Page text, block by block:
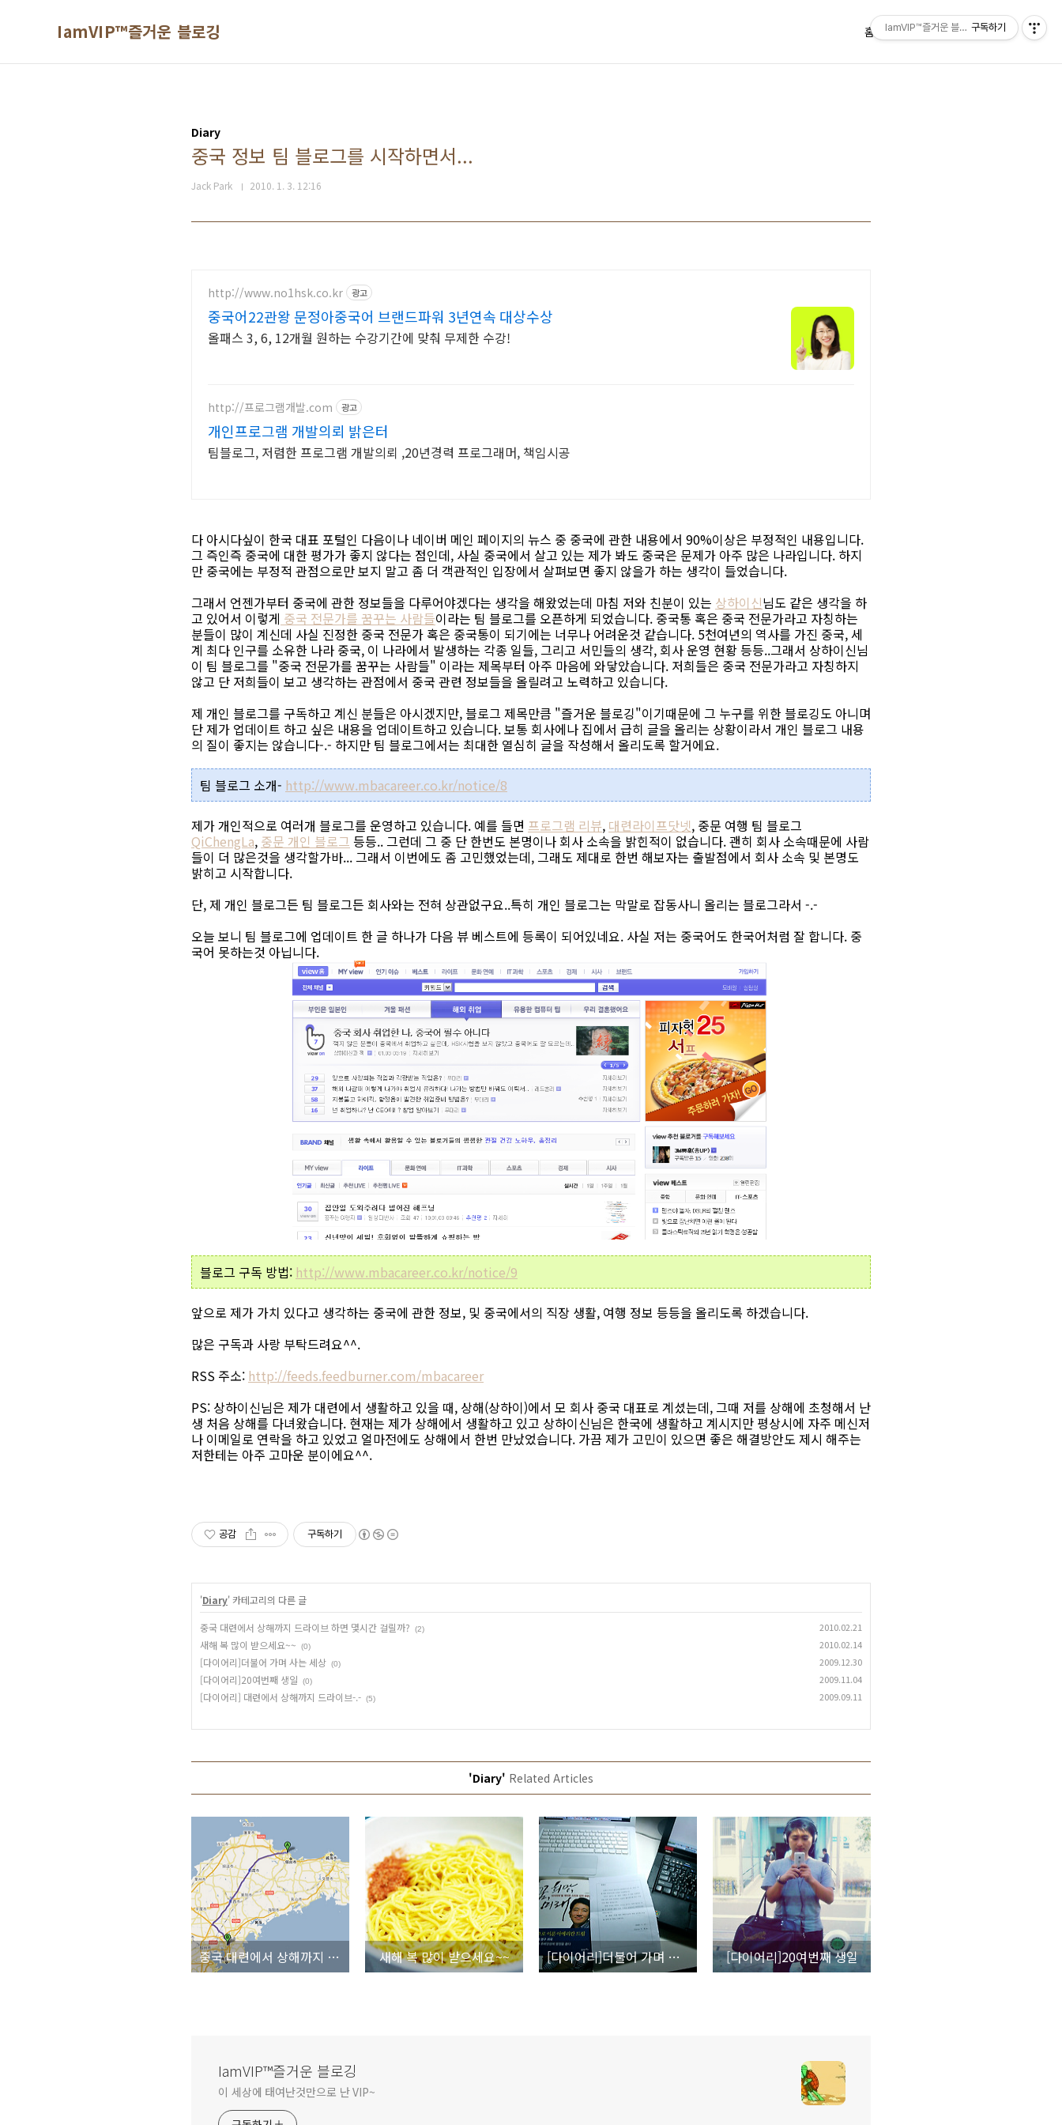
IamVIP™즐거운 블로깅 홈 태그 방명록
Diary
중국 정보 팀 블로그를 시작하면서...
Jack Park 2010. 1. 3. 12:16
http://www.no1hsk.co.kr 광고
중국어22관왕 문정아중국어 브랜드파워 3년연속 대상수상
올패스 3, 6, 12개월 원하는 수강기간에 맞춰 무제한 수강!
http://프로그램개발.com 광고
개인프로그램 개발의뢰 밝은터
팀블로그, 저렴한 프로그램 개발의뢰 ,20년경력 프로그래머, 책임시공
다 아시다싶이 한국 대표 포털인 다음이나 네이버 메인 페이지의 뉴스 중 중국에 관한 내용에서 90%이상은 부정적인 내용입니다.
그 즉인즉 중국에 대한 평가가 좋지 않다는 점인데, 사실 중국에서 살고 있는 제가 봐도 중국은 문제가 아주 많은 나라입니다. 하지
만 중국에는 부정적 관점으로만 보지 말고 좀 더 객관적인 입장에서 살펴보면 좋지 않을가 하는 생각이 들었습니다.
그래서 언젠가부터 중국에 관한 정보들을 다루어야겠다는 생각을 해왔었는데 마침 저와 친분이 있는 상하이신님도 같은 생각을 하
고 있어서 이렇게 중국 전문가를 꿈꾸는 사람들이라는 팀 블로그를 오픈하게 되었습니다. 중국통 혹은 중국 전문가라고 자칭하는
분들이 많이 계신데 사실 진정한 중국 전문가 혹은 중국통이 되기에는 너무나 어려운것 같습니다. 5천여년의 역사를 가진 중국, 세
계 최다 인구를 소유한 나라 중국, 이 나라에서 발생하는 각종 일들, 그리고 서민들의 생각, 회사 운영 현황 등등..그래서 상하이신님
이 팀 블로그를 "중국 전문가를 꿈꾸는 사람들" 이라는 제목부터 아주 마음에 와닿았습니다. 저희들은 중국 전문가라고 자칭하지
않고 단 저희들이 보고 생각하는 관점에서 중국 관련 정보들을 올릴려고 노력하고 있습니다.
제 개인 블로그를 구독하고 계신 분들은 아시겠지만, 블로그 제목만큼 "즐거운 블로깅"이기때문에 그 누구를 위한 블로깅도 아니며
단 제가 업데이트 하고 싶은 내용을 업데이트하고 있습니다. 보통 회사에나 집에서 급히 글을 올리는 상황이라서 개인 블로그 내용
의 질이 좋지는 않습니다-.- 하지만 팀 블로그에서는 최대한 열심히 글을 작성해서 올리도록 할거에요.
팀 블로그 소개- http://www.mbacareer.co.kr/notice/8
제가 개인적으로 여러개 블로그를 운영하고 있습니다. 예를 들면 프로그램 리뷰, 대련라이프닷넷, 중문 여행 팀 블로그
QiChengLa, 중문 개인 블로그 등등.. 그런데 그 중 단 한번도 본명이나 회사 소속을 밝힌적이 없습니다. 괜히 회사 소속때문에 사람
들이 더 많은것을 생각할가바... 그래서 이번에도 좀 고민했었는데, 그래도 제대로 한번 해보자는 출발점에서 회사 소속 및 본명도
밝히고 시작합니다.
단, 제 개인 블로그든 팀 블로그든 회사와는 전혀 상관없구요..특히 개인 블로그는 막말로 잡동사니 올리는 블로그라서 -.-
오늘 보니 팀 블로그에 업데이트 한 글 하나가 다음 뷰 베스트에 등록이 되어있네요. 사실 저는 중국어도 한국어처럼 잘 합니다. 중
국어 못하는것 아닙니다.
블로그 구독 방법: http://www.mbacareer.co.kr/notice/9
앞으로 제가 가치 있다고 생각하는 중국에 관한 정보, 및 중국에서의 직장 생활, 여행 정보 등등을 올리도록 하겠습니다.
많은 구독과 사랑 부탁드려요^^.
RSS 주소: http://feeds.feedburner.com/mbacareer
PS: 상하이신님은 제가 대련에서 생활하고 있을 때, 상해(상하이)에서 모 회사 중국 대표로 계셨는데, 그때 저를 상해에 초청해서 난
생 처음 상해를 다녀왔습니다. 현재는 제가 상해에서 생활하고 있고 상하이신님은 한국에 생활하고 계시지만 평상시에 자주 메신저
나 이메일로 연락을 하고 있었고 얼마전에도 상해에서 한번 만났었습니다. 가끔 제가 고민이 있으면 좋은 해결방안도 제시 해주는
저한테는 아주 고마운 분이에요^^.
공감 구독하기
'Diary' 카테고리의 다른 글
중국 대련에서 상해까지 드라이브 하면 몇시간 걸릴까? (2) 2010.02.21
새해 복 많이 받으세요~~ (0) 2010.02.14
[다이어리]더불어 가며 사는 세상 (0) 2009.12.30
[다이어리]20여번째 생일 (0) 2009.11.04
[다이어리] 대련에서 상해까지 드라이브-.- (5) 2009.09.11
'Diary' Related Articles
중국 대련에서 상해까지 드라이브 하면 몇시간 걸릴까? 새해 복 많이 받으세요~~ [다이어리]더불어 가며 사는 세상 [다이어리]20여번째 생일
IamVIP™즐거운 블로깅
이 세상에 태여난것만으로 난 VIP~
IamVIP™즐거운 블로깅구독하기